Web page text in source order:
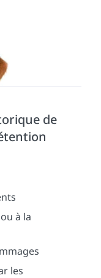
de
à la
les